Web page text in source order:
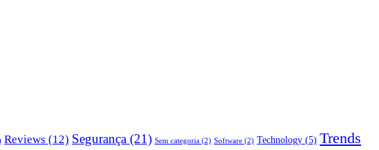
Reviews (12) Segurança (21) Sem categoria (2) Software (2) Technology (5) Trends